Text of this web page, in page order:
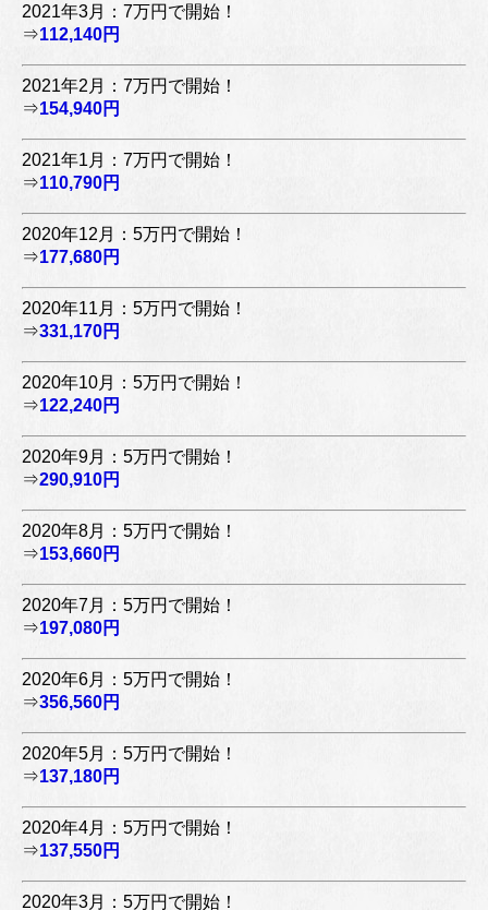
2021年3月：7万円で開始！
⇒112,140円
2021年2月：7万円で開始！
⇒154,940円
2021年1月：7万円で開始！
⇒110,790円
2020年12月：5万円で開始！
⇒177,680円
2020年11月：5万円で開始！
⇒331,170円
2020年10月：5万円で開始！
⇒122,240円
2020年9月：5万円で開始！
⇒290,910円
2020年8月：5万円で開始！
⇒153,660円
2020年7月：5万円で開始！
⇒197,080円
2020年6月：5万円で開始！
⇒356,560円
2020年5月：5万円で開始！
⇒137,180円
2020年4月：5万円で開始！
⇒137,550円
2020年3月：5万円で開始！